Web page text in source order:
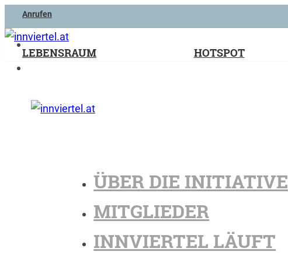
Anrufen
LEBENSRAUM HOTSPOT
ÜBER DIE INITIATIVE
MITGLIEDER
INNVIERTEL LÄUFT